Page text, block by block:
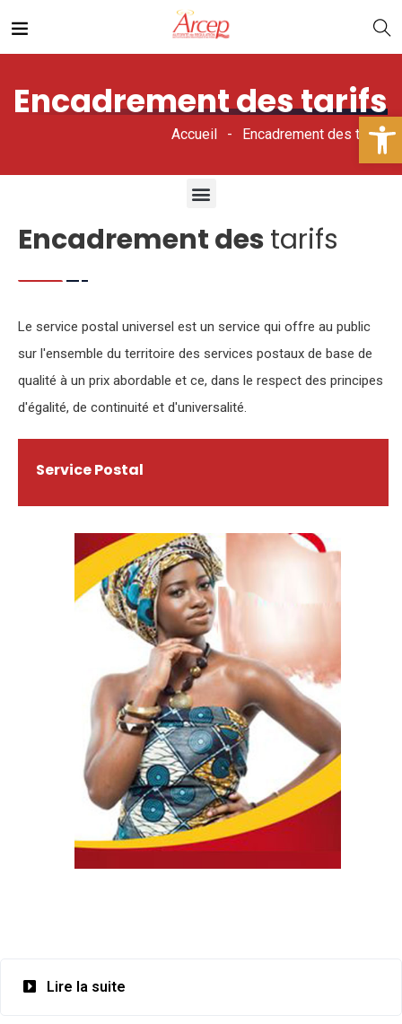
Encadrement des tarifs
Accueil Encadrement des tarifs
Encadrement destarifs
Le service postal universel est un service qui offre au public
sur l'ensemble du territoire des services postaux de base de
qualité à un prix abordable et ce, dans le respect des principes
d'égalité, de continuité et d'universalité.
Service Postal
Lire la suite